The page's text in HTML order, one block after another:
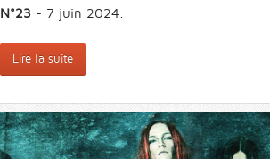
N°23 - 7 juin 2024.
Lire la suite